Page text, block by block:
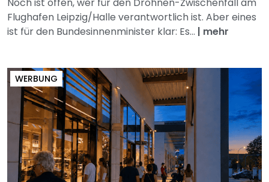
Flughafen Leipzig/Halle verantwortlich ist. Aber eines
ist für den Bundesinnenminister klar: Es... | mehr
WERBUNG